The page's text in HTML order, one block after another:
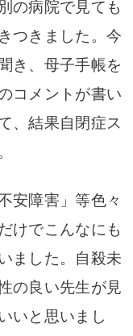
の病院で見ても
つきました。今
き、母子手帳を
コメントが書い
、結果自閉症ス
安障害」等色々
けでこんなにも
ました。自殺未
の良い先生が見
いと思いまし